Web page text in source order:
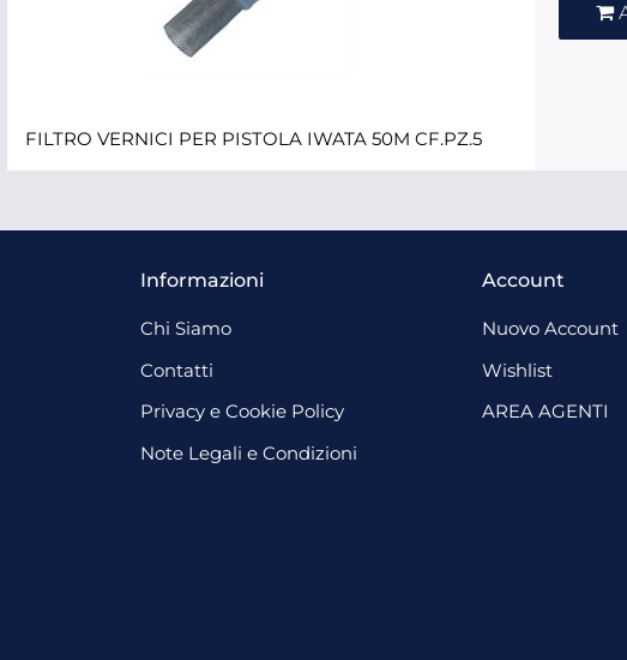
FILTRO VERNICI PER PISTOLA IWATA 50M CF.PZ.5
Informazioni
Chi Siamo
Contatti
Privacy e Cookie Policy
Note Legali e Condizioni
Account
Nuovo Account
Wishlist
AREA AGENTI